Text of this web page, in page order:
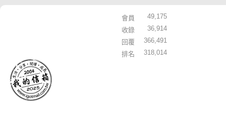
會員
49,175
收錄
36,914
回覆
366,491
排名
318,014